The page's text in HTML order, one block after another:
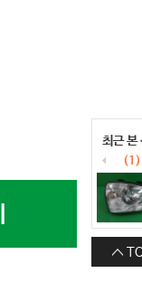
최근 본
(1)